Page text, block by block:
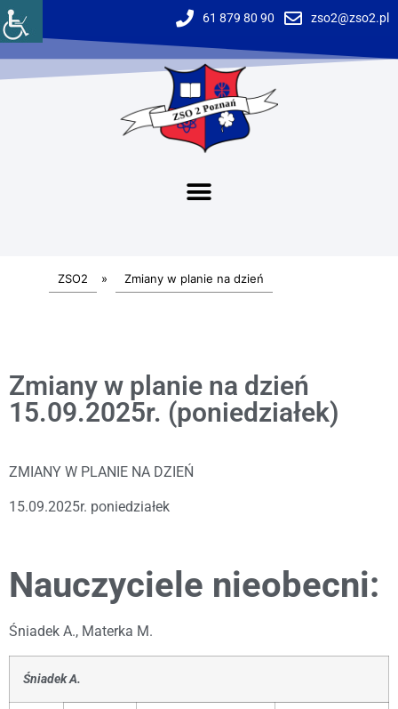
61 879 80 90 zso2@zso2.pl
ZSO2 » Zmiany w planie na dzień
Zmiany w planie na dzień
15.09.2025r. (poniedziałek)
ZMIANY W PLANIE NA DZIEŃ
15.09.2025r. poniedziałek
Nauczyciele nieobecni:
Śniadek A., Materka M.
Śniadek A.